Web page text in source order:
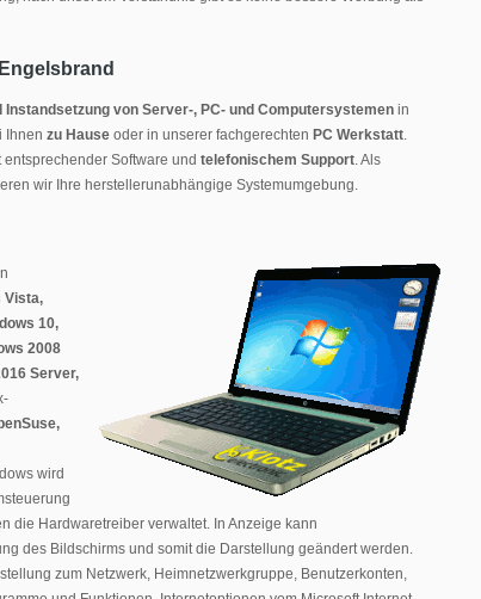
von Server-, PC- und Computersystemen in
Ihnen zu Hause oder in unserer fachgerechten PC Werkstatt.
entsprechender Software und telefonischem Support. Als
wir Ihre herstellerunabhängige Systemumgebung.
Vista,
10,
2008
Server,
wird
die Hardwaretreiber verwaltet. In Anzeige kann
des Bildschirms und somit die Darstellung geändert werden.
zum Netzwerk, Heimnetzwerkgruppe, Benutzerkonten,